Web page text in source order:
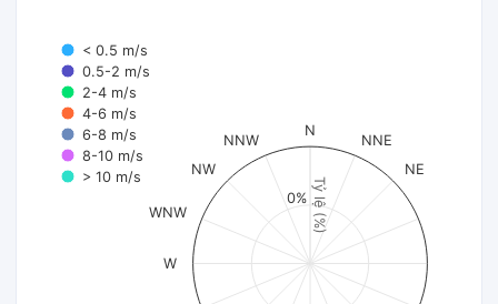
Tỷ lệ (%)
< 0.5 m/s
0.5-2 m/s
2-4 m/s
4-6 m/s
6-8 m/s
8-10 m/s
> 10 m/s
N
NNE
NE
W
WNW
NW
NNW
0%